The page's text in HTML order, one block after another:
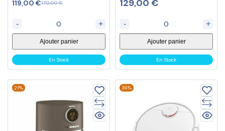
out of 5 170,00€
119,00 €
- +
Ajouter panier
En Stock
out of 5
129,00 €
- +
Ajouter panier
En Stock
21% 36%